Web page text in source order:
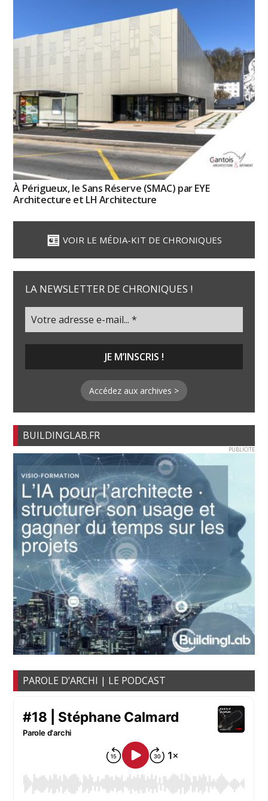
À Périgueux, le Sans Réserve (SMAC) par EYE
Architecture et LH Architecture
VOIR LE MÉDIA-KIT DE CHRONIQUES
LA NEWSLETTER DE CHRONIQUES !
Accédez aux archives >
BUILDINGLAB.FR
PUBLICITE
PAROLE D’ARCHI | LE PODCAST